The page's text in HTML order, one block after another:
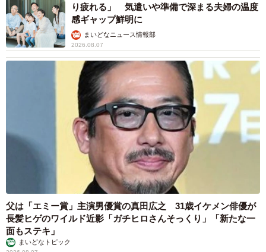
り疲れる」 気遣いや準備で深まる夫婦の温度
感ギャップ鮮明に
まいどなニュース情報部
2026.08.07
父は「エミー賞」主演男優賞の真田広之 31歳イケメン俳優が
長髪ヒゲのワイルド近影「ガチヒロさんそっくり」「新たな一
面もステキ」
まいどなトピック